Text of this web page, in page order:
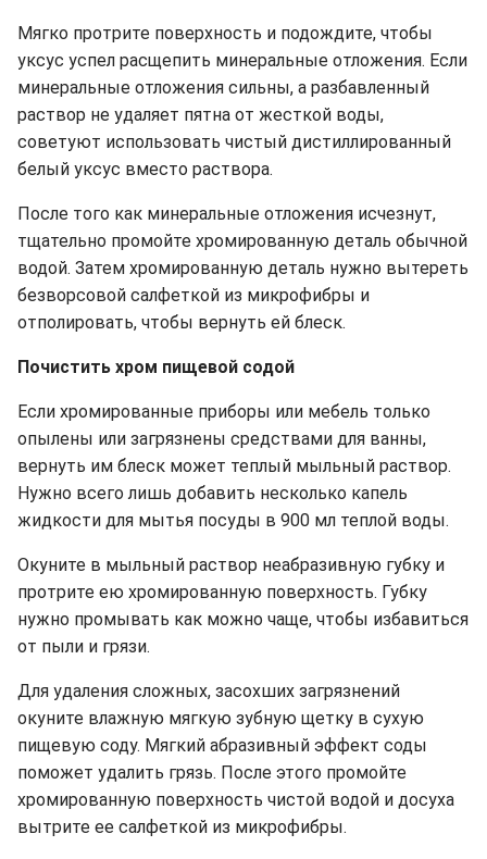
Мягко протрите поверхность и подождите, чтобы
уксус успел расщепить минеральные отложения. Если
минеральные отложения сильны, а разбавленный
раствор не удаляет пятна от жесткой воды,
советуют использовать чистый дистиллированный
белый уксус вместо раствора.
После того как минеральные отложения исчезнут,
тщательно промойте хромированную деталь обычной
водой. Затем хромированную деталь нужно вытереть
безворсовой салфеткой из микрофибры и
отполировать, чтобы вернуть ей блеск.
Почистить хром пищевой содой
Если хромированные приборы или мебель только
опылены или загрязнены средствами для ванны,
вернуть им блеск может теплый мыльный раствор.
Нужно всего лишь добавить несколько капель
жидкости для мытья посуды в 900 мл теплой воды.
Окуните в мыльный раствор неабразивную губку и
протрите ею хромированную поверхность. Губку
нужно промывать как можно чаще, чтобы избавиться
от пыли и грязи.
Для удаления сложных, засохших загрязнений
окуните влажную мягкую зубную щетку в сухую
пищевую соду. Мягкий абразивный эффект соды
поможет удалить грязь. После этого промойте
хромированную поверхность чистой водой и досуха
вытрите ее салфеткой из микрофибры.